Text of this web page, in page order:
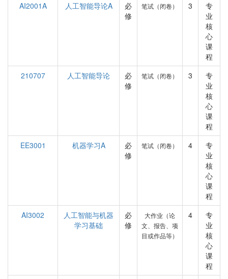
AI2001A
人工智能导论A
必
修
笔试（闭卷） 3
专
业
核
心
课
程
210707
人工智能导论
必
修
笔试（闭卷） 3
专
业
核
心
课
程
EE3001
机器学习A
必
修
笔试（闭卷） 4
专
业
核
心
课
程
AI3002
人工智能与机器
学习基础
必
修
大作业（论
文、报告、项
目或作品等）
4
专
业
核
心
课
程